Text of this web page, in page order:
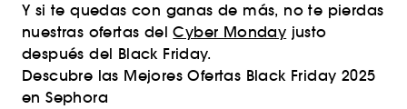
Y si te quedas con ganas de más, no te pierdas
nuestras ofertas delCyber Monday justo
después del Black Friday.
Descubre las Mejores Ofertas Black Friday 2025
en Sephora